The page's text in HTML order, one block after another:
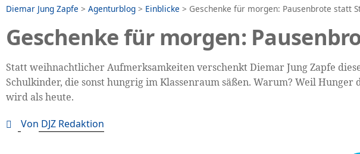
Diemar Jung Zapfe > Agenturblog > Einblicke > Geschenke für morgen: Pausenbrote statt
Geschenke für morgen:
Statt weihnachtlicher Aufmerksamkeiten verschenkt Diemar Jung Zapfe
Schulkinder, die sonst hungrig im Klassenraum säßen. Warum? Weil
wird als heute.
Von DJZ Redaktion